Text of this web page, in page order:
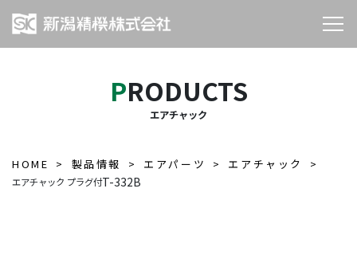
PRODUCTS
エアチャック
HOME 製品情報 エアパーツ エアチャック
エアチャック プラグ付T-332B